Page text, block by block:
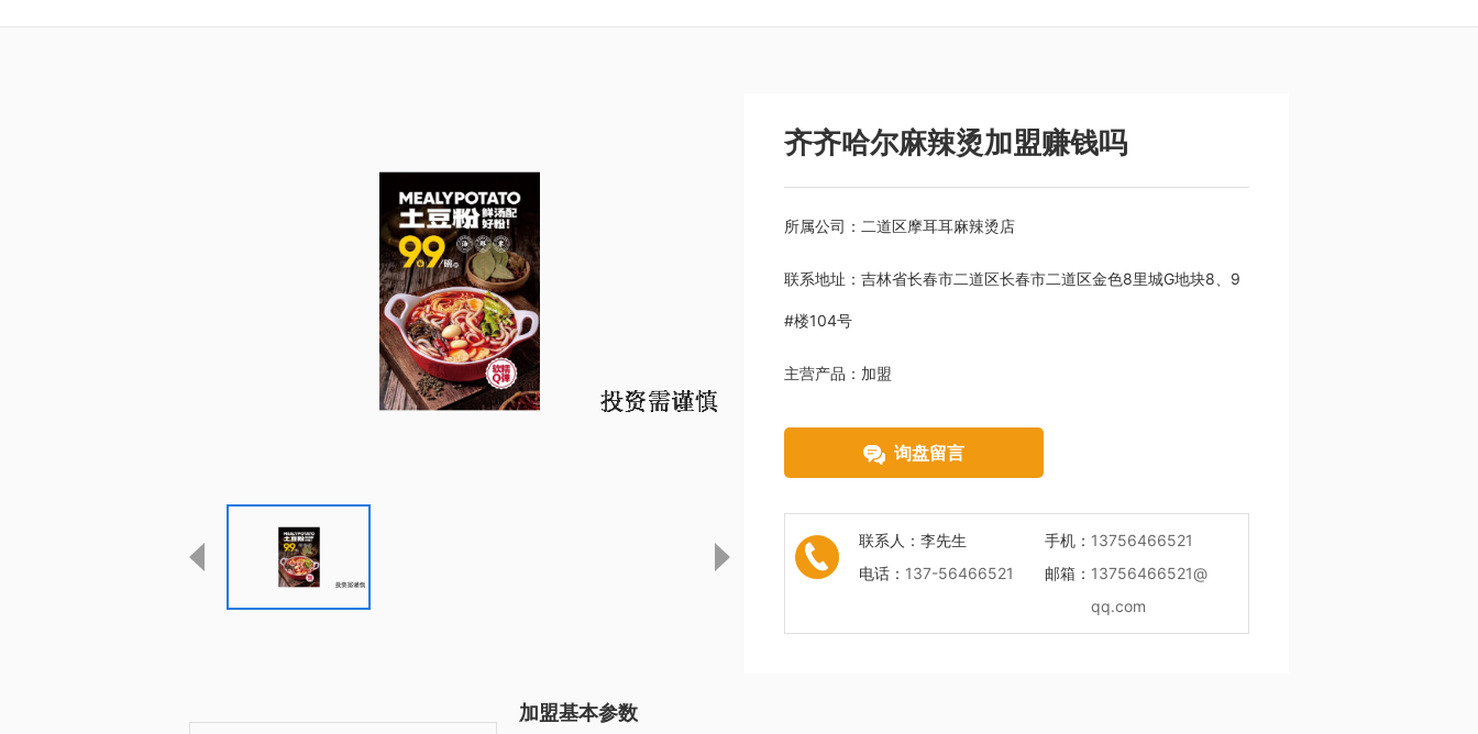
齐齐哈尔麻辣烫加盟赚钱吗
所属公司： 二道区摩耳耳麻辣烫店
联系地址： 吉林省长春市二道区长春市二道区金色8里城G地块8、9
#楼104号
主营产品： 加盟
询盘留言
联系人： 李先生 手机： 13756466521
电话： 137-56466521 邮箱： 13756466521@
qq.com
加盟基本参数